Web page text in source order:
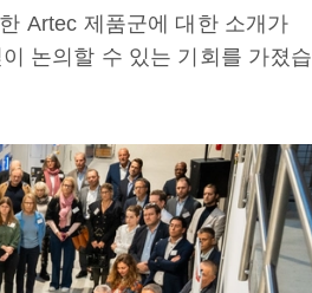
Artec 제품군에 대한 소개가
논의할 수 있는 기회를 가졌습